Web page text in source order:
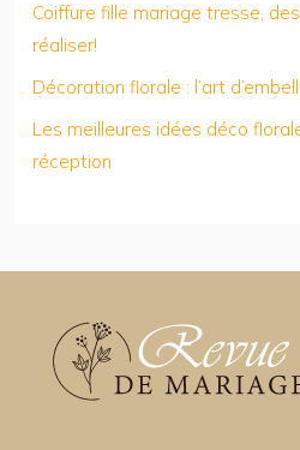
Coiffure fille mariage tresse,
réaliser!
Décoration florale : l’art
Les meilleures idées déco
réception